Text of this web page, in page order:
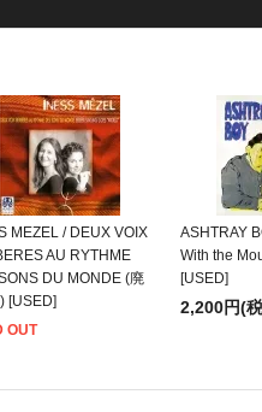
MEZEL / DEUX VOIX
AU RYTHME
DU MONDE (廃
[USED]
OUT
ASHTRAY
With the
[USED]
2,200円(